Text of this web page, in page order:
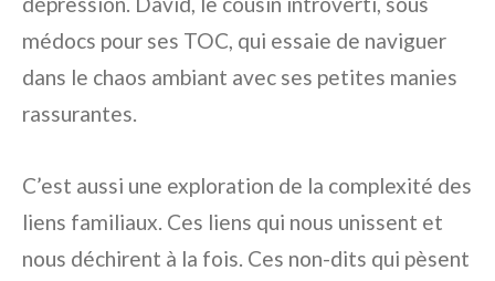
médocs pour ses TOC, qui essaie de naviguer
dans le chaos ambiant avec ses petites manies
rassurantes.
C’est aussi une exploration de la complexité des
liens familiaux. Ces liens qui nous unissent et
nous déchirent à la fois. Ces non-dits qui pèsent